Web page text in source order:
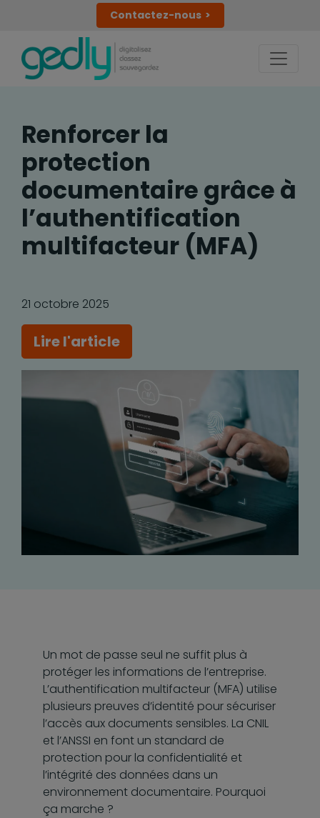
Contactez-nous
Renforcer la
protection
documentaire grâce à
l’authentification
multifacteur (MFA)
21 octobre 2025
Lire l'article
Un mot de passe seul ne suffit plus à
protéger les informations de l’entreprise.
L’authentification multifacteur (MFA) utilise
plusieurs preuves d’identité pour sécuriser
l’accès aux documents sensibles. La CNIL
et l’ANSSI en font un standard de
protection pour la confidentialité et
l’intégrité des données dans un
environnement documentaire. Pourquoi
ça marche ?